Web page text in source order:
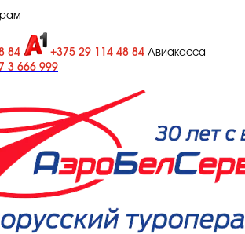
84 +375 29 114 48 84 Авиакасса
3 666 999